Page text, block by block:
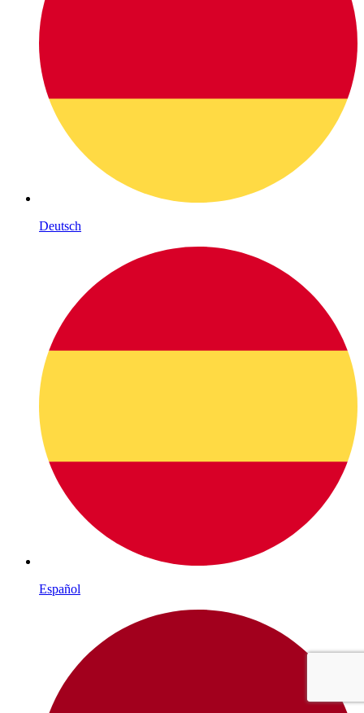
Deutsch
Español